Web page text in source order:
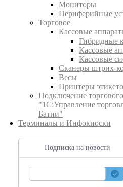
Мониторы
Периферийные
Торговое
Кассовые
Гибридные
Кассовые
Кассовые
Сканеры штрих-
Весы
Принтеры
Подключение
"1С:Управление
Батии"
Терминалы и Инфокиоски
Подписка на новости